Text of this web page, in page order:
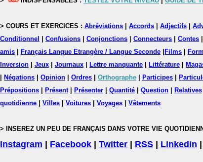
> COURS ET EXERCICES : Abréviations Accords Adjectifs
Conditionnel
Confusions Conjonctions Connecteurs Contes
amis
Français Langue Etrangère / Langue Seconde Films
Inversion
Jeux Journaux Lettre manquante Littérature
Négations Opinion Ordres Orthographe Participes
Prépositions
Présent| Présenter Quantité Question Relatives
quotidienne
Villes Voitures Voyages Vêtements
> INSEREZ UN PEU DE FRANÇAIS DANS VOTRE VIE
Instagram Facebook Twitter RSS Linkedin